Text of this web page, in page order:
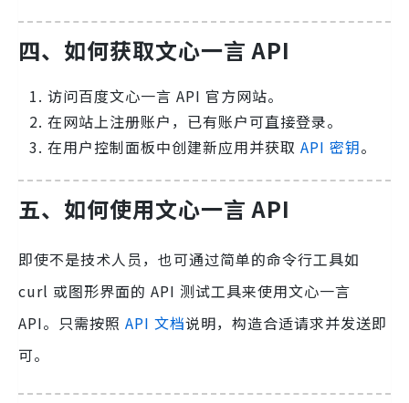
四、如何获取文心一言 API
访问百度文心一言 API 官方网站。
在网站上注册账户，已有账户可直接登录。
在用户控制面板中创建新应用并获取 API 密钥。
五、如何使用文心一言 API
即使不是技术人员，也可通过简单的命令行工具如
curl 或图形界面的 API 测试工具来使用文心一言
API。只需按照 API 文档说明，构造合适请求并发送即
可。